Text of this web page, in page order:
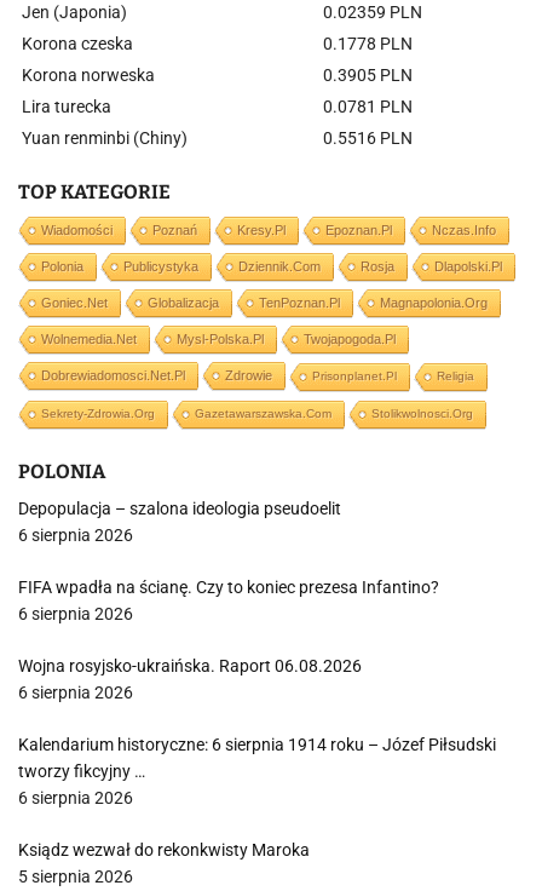
Jen (Japonia)
0.02359 PLN
Korona czeska
0.1778 PLN
Korona norweska
0.3905 PLN
Lira turecka
0.0781 PLN
Yuan renminbi (Chiny)
0.5516 PLN
TOP KATEGORIE
Wiadomości Poznań Kresy.pl Epoznan.pl Nczas.info
Polonia Publicystyka Dziennik.com Rosja Dlapolski.pl
Goniec.net Globalizacja TenPoznan.pl Magnapolonia.org
Wolnemedia.net Mysl-Polska.pl Twojapogoda.pl
Dobrewiadomosci.net.pl Zdrowie Prisonplanet.pl Religia
Sekrety-Zdrowia.org Gazetawarszawska.com Stolikwolnosci.org
POLONIA
Depopulacja – szalona ideologia pseudoelit
6 sierpnia 2026
FIFA wpadła na ścianę. Czy to koniec prezesa Infantino?
6 sierpnia 2026
Wojna rosyjsko-ukraińska. Raport 06.08.2026
6 sierpnia 2026
Kalendarium historyczne: 6 sierpnia 1914 roku – Józef Piłsudski
tworzy fikcyjny …
6 sierpnia 2026
Ksiądz wezwał do rekonkwisty Maroka
5 sierpnia 2026